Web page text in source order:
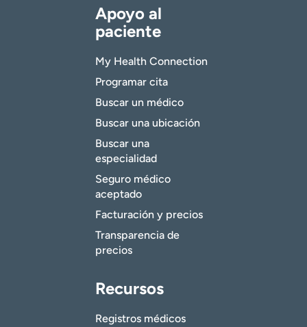
Apoyo al
paciente
My Health Connection
Programar cita
Buscar un médico
Buscar una ubicación
Buscar una
especialidad
Seguro médico
aceptado
Facturación y precios
Transparencia de
precios
Recursos
Registros médicos